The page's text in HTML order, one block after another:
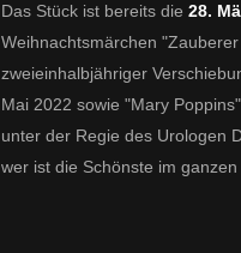
Das Stück ist bereits die 28.
Weihnachtsmärchen
zweieinhalbjähriger
Mai 2022 sowie "Mary
unter der Regie des Urologen
wer ist die Schönste im